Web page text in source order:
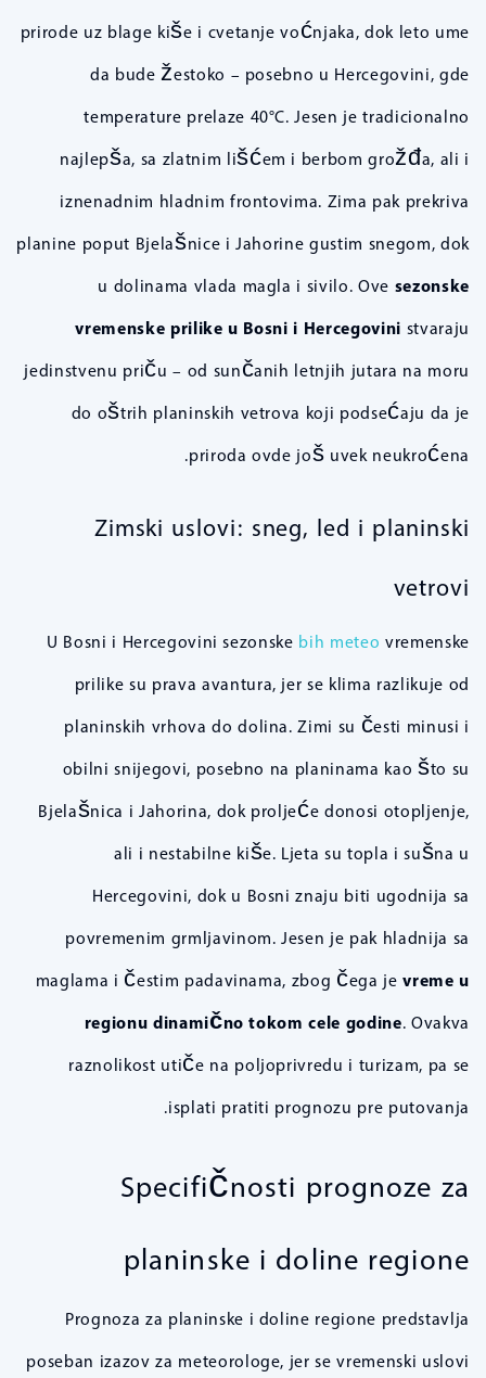
prirode uz blage kiše i cvetanje voćnjaka, dok leto ume
da bude žestoko – posebno u Hercegovini, gde
temperature prelaze 40°C. Jesen je tradicionalno
najlepša, sa zlatnim lišćem i berbom grožđa, ali i
iznenadnim hladnim frontovima. Zima pak prekriva
planine poput Bjelašnice i Jahorine gustim snegom, dok
u dolinama vlada magla i sivilo. Ove sezonske
vremenske prilike u Bosni i Hercegovini stvaraju
jedinstvenu priču – od sunčanih letnjih jutara na moru
do oštrih planinskih vetrova koji podsećaju da je
priroda ovde još uvek neukroćena.
Zimski uslovi: sneg, led i planinski
vetrovi
U Bosni i Hercegovini sezonske bih meteo vremenske
prilike su prava avantura, jer se klima razlikuje od
planinskih vrhova do dolina. Zimi su česti minusi i
obilni snijegovi, posebno na planinama kao što su
Bjelašnica i Jahorina, dok proljeće donosi otopljenje,
ali i nestabilne kiše. Ljeta su topla i sušna u
Hercegovini, dok u Bosni znaju biti ugodnija sa
povremenim grmljavinom. Jesen je pak hladnija sa
maglama i čestim padavinama, zbog čega jevreme u
regionu dinamično tokom cele godine. Ovakva
raznolikost utiče na poljoprivredu i turizam, pa se
isplati pratiti prognozu pre putovanja.
Specifičnosti prognoze za
planinske i doline regione
Prognoza za planinske i doline regione predstavlja
poseban izazov za meteorologe, jer se vremenski uslovi